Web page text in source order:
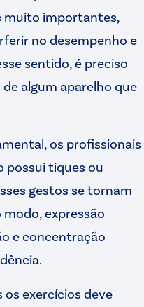
importantes,
no desempenho e
sentido, é preciso
algum aparelho que
os profissionais
possui tiques ou
gestos se tornam
expressão
e concentração
os exercícios deve